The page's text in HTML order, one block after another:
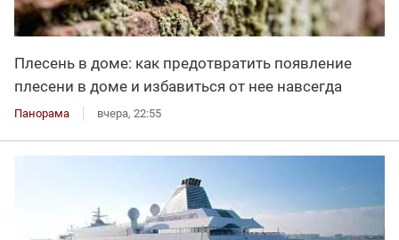
Плесень в доме: как предотвратить появление
плесени в доме и избавиться от нее навсегда
Панорама вчера, 22:55